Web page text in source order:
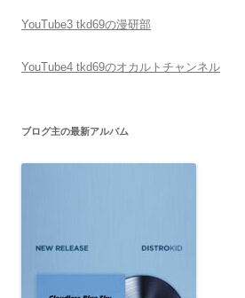
YouTube3 tkd69の漫研部
YouTube4 tkd69のオカルトチャンネル
ブログ主の最新アルバム